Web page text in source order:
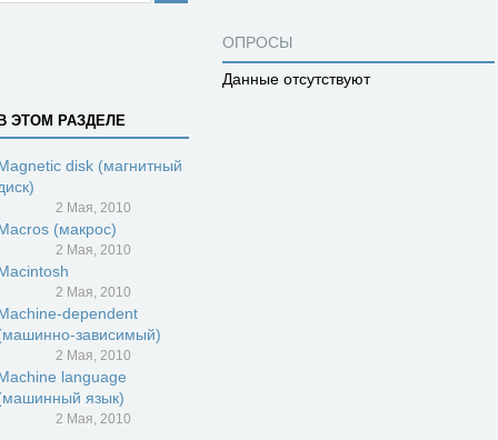
ЭТОМ РАЗДЕЛЕ
disk (магнитный
2 Мая, 2010
(макрос)
2 Мая, 2010
2 Мая, 2010
dependent
зависимый)
2 Мая, 2010
language
язык)
2 Мая, 2010
ОПРОСЫ
Данные отсутствуют